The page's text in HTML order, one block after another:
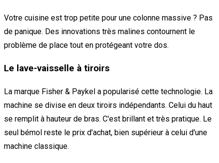
Votre cuisine est trop petite pour une colonne massive ? Pas
de panique. Des innovations très malines contournent le
problème de place tout en protégeant votre dos.
Le lave-vaisselle à tiroirs
La marque Fisher & Paykel a popularisé cette technologie. La
machine se divise en deux tiroirs indépendants. Celui du haut
se remplit à hauteur de bras. C'est brillant et très pratique. Le
seul bémol reste le prix d'achat, bien supérieur à celui d'une
machine classique.